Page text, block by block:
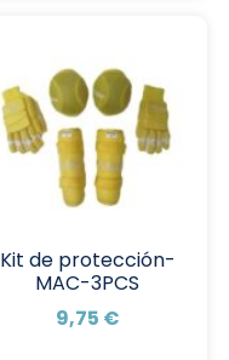
Kit de protección-
MAC-3PCS
9,75 €